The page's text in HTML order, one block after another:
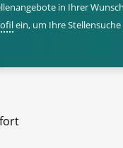
in Ihrer
ein, um Ihre